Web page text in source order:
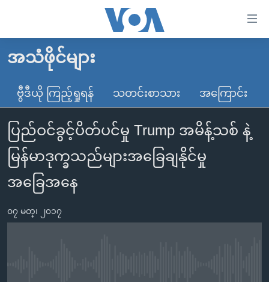
လွယ်ကူ
သည့်
Link
များ
ပင်မ
အကြောင်းအရာ
ကျော်
ကြည့်
မူလစာမျက်နှာ
မြန်မာ
ကမ္ဘာ့သတင်းများ
နိုင်ငံတကာ
အမေရိကန်
တရုတ်
အစ္စရေး-ပါလက်စတိုင်း
ဗွီဒီယို
သတင်းလွတ်လပ်ခွင့်
ရပ်ဝန်းတခု လမ်းတခု အလွန်
အင်္ဂလိပ်စာလေ့လာမယ်
အမေရိကန်သုံးအီဒီယံ
အပတ်စဉ်ကဏ္ဍများ
အသံဖိုင်များ
ဗွီဒီယို ကြည့်ရှုရန် သတင်းစာသား အကြောင်း
ပြည်ဝင်ခွင့်ပိတ်ပင်မှု Trump အမိန့်သစ် နဲ့
မြန်မာဒုက္ခသည်များအခြေချနိုင်မှု
အခြေအနေ
၀၇ မတ္၊ ၂၀၁၇